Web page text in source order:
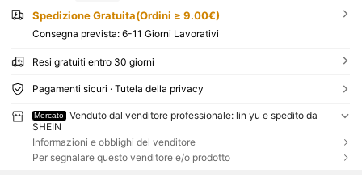
Spedizione Gratuita(Ordini ≥ 9.00€)
Consegna prevista: 6-11 Giorni Lavorativi
Resi gratuiti entro 30 giorni
Pagamenti sicuri · Tutela della privacy
Mercato
Venduto dal venditore professionale: lin yu e spedito da
SHEIN
Informazioni e obblighi del venditore
Per segnalare questo venditore e/o prodotto